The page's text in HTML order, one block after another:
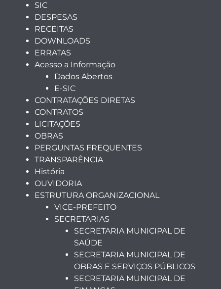
SIC
DESPESAS
RECEITAS
DOWNLOADS
ERRATAS
Acesso a Informação
Dados Abertos
E-SIC
CONTRATAÇÕES DIRETAS
CONTRATOS
LICITAÇÕES
OBRAS
PERGUNTAS FREQUENTES
TRANSPARÊNCIA
História
OUVIDORIA
ESTRUTURA ORGANIZACIONAL
VICE-PREFEITO
SECRETARIAS
SECRETARIA MUNICIPAL DE
SAÚDE
SECRETARIA MUNICIPAL DE
OBRAS E SERVIÇOS PÚBLICOS
SECRETARIA MUNICIPAL DE